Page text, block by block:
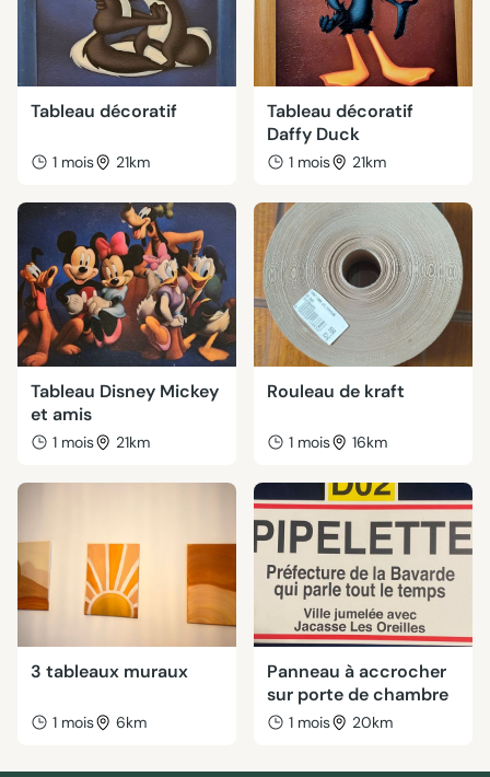
Tableau décoratif
1 mois 21km
Tableau décoratif
Daffy Duck
1 mois 21km
Tableau Disney Mickey
et amis
1 mois 21km
Rouleau de kraft
1 mois 16km
3 tableaux muraux
1 mois 6km
Panneau à accrocher
sur porte de chambre
1 mois 20km